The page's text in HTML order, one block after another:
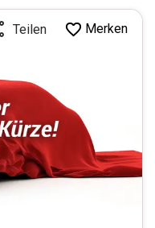
Teilen Merken